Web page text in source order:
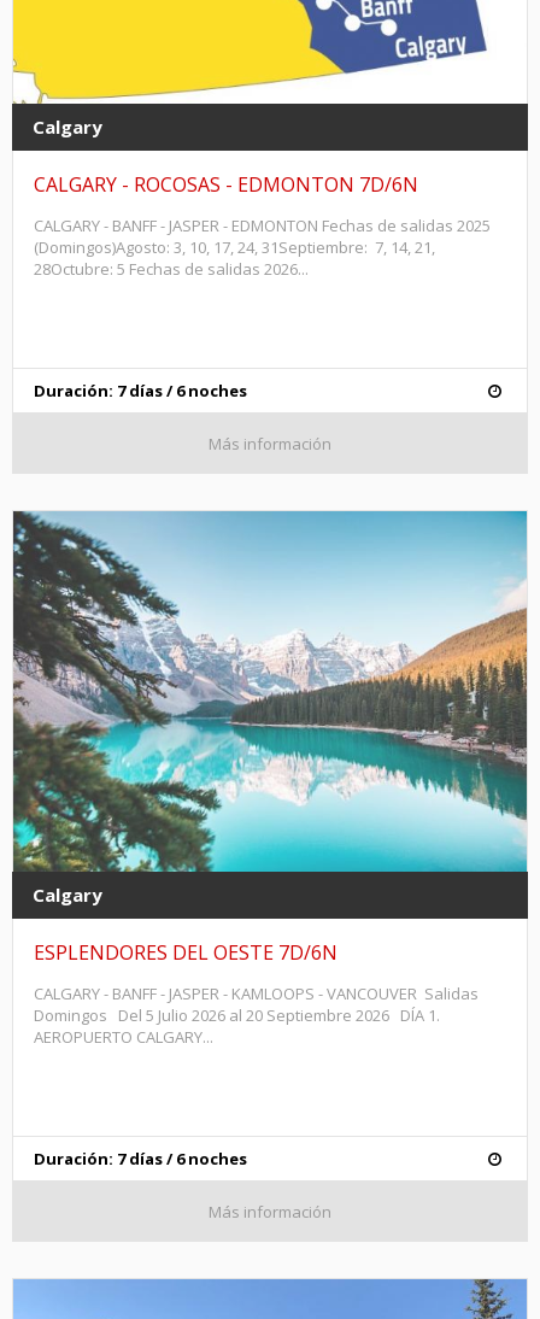
Calgary
CALGARY - ROCOSAS - EDMONTON 7D/6N
CALGARY - BANFF - JASPER - EDMONTON Fechas de salidas 2025
(Domingos)Agosto: 3, 10, 17, 24, 31Septiembre: 7, 14, 21,
28Octubre: 5 Fechas de salidas 2026...
Duración: 7 días / 6 noches
Más información
Calgary
ESPLENDORES DEL OESTE 7D/6N
CALGARY - BANFF - JASPER - KAMLOOPS - VANCOUVER Salidas
Domingos Del 5 Julio 2026 al 20 Septiembre 2026 DÍA 1.
AEROPUERTO CALGARY...
Duración: 7 días / 6 noches
Más información